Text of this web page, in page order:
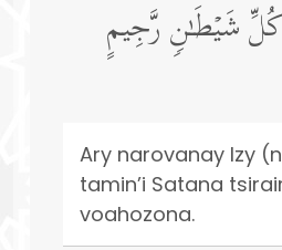
شَیۡطَـٰنࣲ رَّجِیمٍ
Ary narovanay Izy
tamin’i Satana
voahozona.